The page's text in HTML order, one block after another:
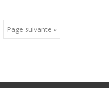
Page suivante »